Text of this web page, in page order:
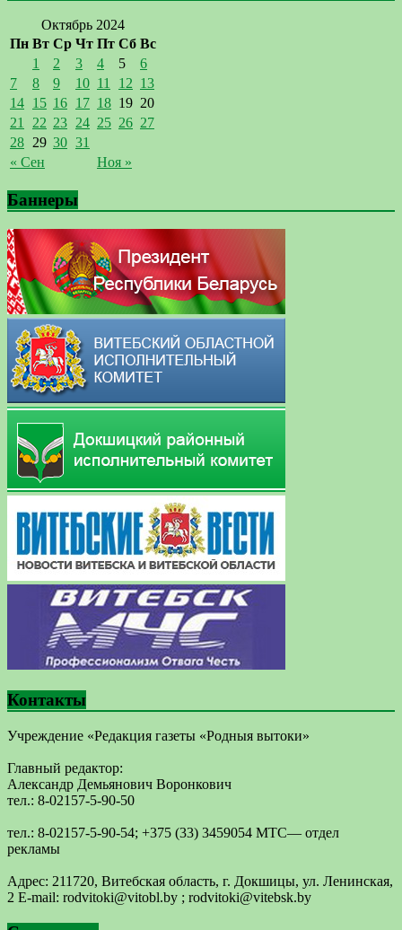
Октябрь 2024
Пн Вт Ср Чт Пт Сб Вс
« Сен Ноя »
1 2 3 4 5
6
7
8 9 10 11 12 13
14 15 16 17 18 19 20
21 22 23 24 25 26 27
28 29 30 31
Баннеры
Контакты
Учреждение «Редакция газеты «Родныя вытоки»
Главный редактор:
Александр Демьянович Воронкович
тел.: 8-02157-5-90-50
тел.: 8-02157-5-90-54; +375 (33) 3459054 МТС— отдел
рекламы
Адрес: 211720, Витебская область, г. Докшицы, ул. Ленинская,
2 E-mail: ​rodvitoki@​​vitobl​.by ; rodvitoki@vitebsk.by